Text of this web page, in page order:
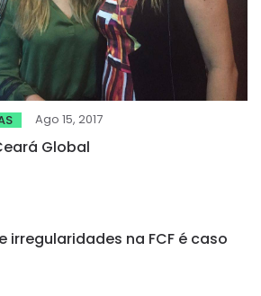
Ago 15, 2017
Global
irregularidades na FCF é caso